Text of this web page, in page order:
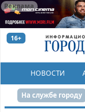
Реклама
16+
НОВОСТИ
На службе городу